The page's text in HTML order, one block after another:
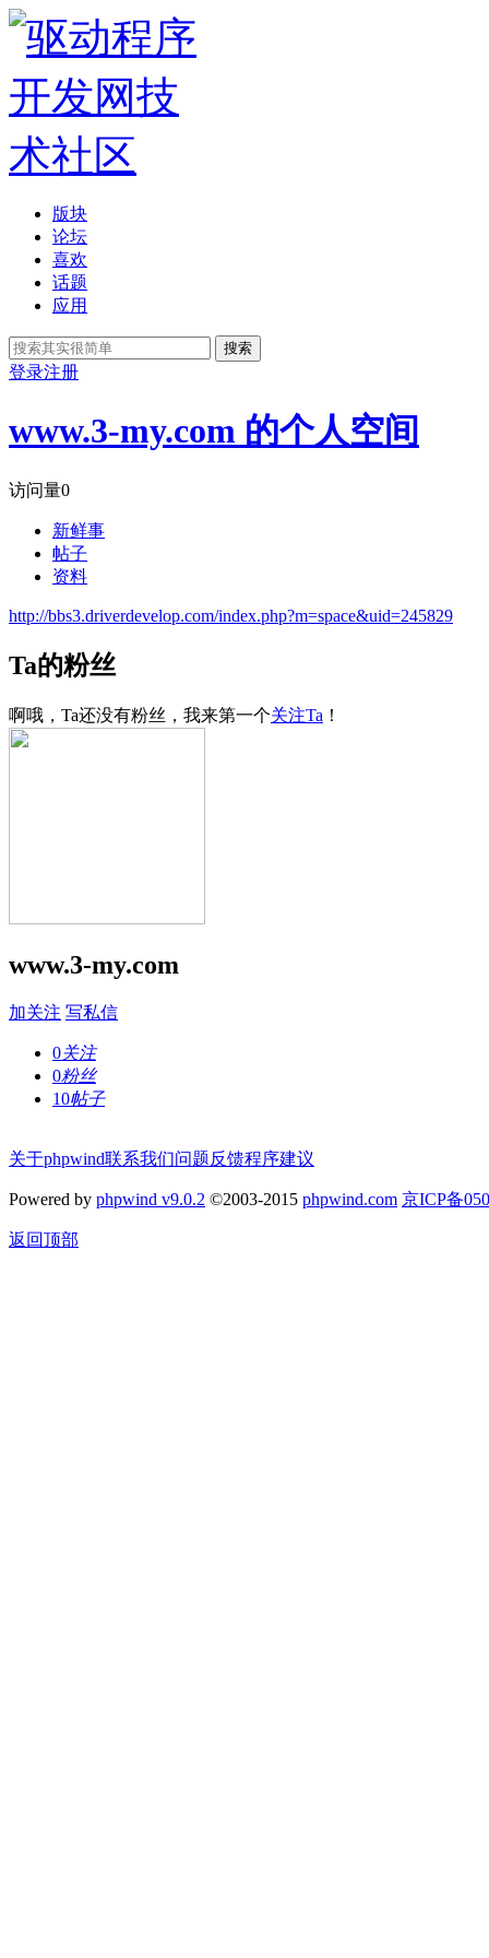
版块
论坛
喜欢
话题
应用
搜索
登录注册
www.3-my.com 的个人空间
访问量0
新鲜事
帖子
资料
http://bbs3.driverdevelop.com/index.php?m=space&uid=245829
Ta的粉丝
啊哦，Ta还没有粉丝，我来第一个关注Ta ！
www.3-my.com
加关注 写私信
0关注
0粉丝
10帖子
关于phpwind联系我们问题反馈程序建议
Powered by phpwind v9.0.2 ©2003-2015 phpwind.com 京ICP备
返回顶部